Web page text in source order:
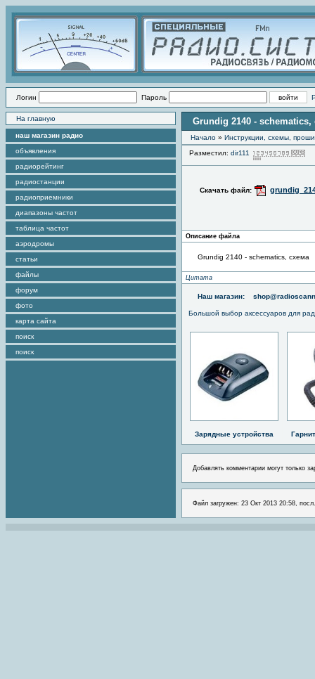
Логин Пароль
На главную
наш магазин радио
объявления
радиорейтинг
радиостанции
радиоприемники
диапазоны частот
таблица частот
аэродромы
статьи
файлы
форум
фото
карта сайта
поиск
поиск
Grundig 2140 - schematics,
Начало » Инструкции, схемы,
Разместил: dir111
Скачать файл:
Описание файла
Grundig 2140 - schematics, схема
Цитата
Наш магазин:
Большой выбор аксессуаров для
Зарядные устройства
Добавлять комментарии могут только
Файл загружен: 23 Окт 2013 20:58,